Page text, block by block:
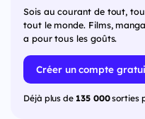
Sois au courant de tout,
tout le monde. Films,
a pour tous les goûts.
Créer un compte
Déjà plus de 135 000sorties